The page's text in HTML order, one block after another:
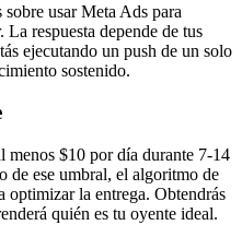
usar Meta Ads para
La respuesta depende de tus
ejecutando un push de un solo
sostenido.
menos $10 por día durante 7-14
de ese umbral, el algoritmo de
optimizar la entrega. Obtendrás
quién es tu oyente ideal.